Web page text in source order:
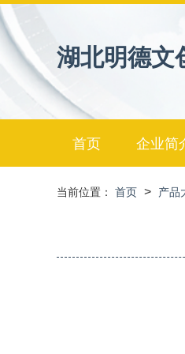
湖北明德文
首页 企业简
当前位置： 首页 > 产品